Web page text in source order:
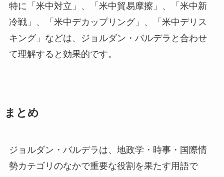
特に「米中対立」、「米中貿易摩擦」、「米中新
冷戦」、「米中デカップリング」、「米中デリス
キング」などは、ジョルダン・バルデラと合わせ
て理解すると効果的です。
まとめ
ジョルダン・バルデラは、地政学・時事・国際情
勢カテゴリのなかで重要な役割を果たす用語で